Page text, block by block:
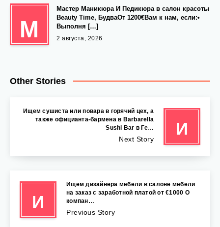
М
Мастер Маникюра И Педикюра в салон красоты
Beauty Time, БудваОт 1200€Вам к нам, если:•
Выполня […]
2 августа, 2026
Other Stories
И
Ищем сушиста или повара в горячий цех, а
также официанта-бармена в Barbarella
Sushi Bar в Ге…
Next Story
И
Ищем дизайнера мебели в салоне мебели
на заказ с заработной платой от €1000 О
компан…
Previous Story